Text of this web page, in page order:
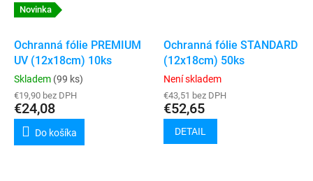
Novinka
Ochranná fólie PREMIUM
UV (12x18cm) 10ks
Skladem (99 ks)
€19,90 bez DPH
€24,08
Do košíka
Ochranná fólie STANDARD
(12x18cm) 50ks
Není skladem
€43,51 bez DPH
€52,65
DETAIL